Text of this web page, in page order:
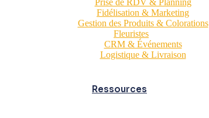
Prise de RDV & Planning
Fidélisation & Marketing
Gestion des Produits & Colorations
Fleuristes
CRM & Événements
Logistique & Livraison
Ressources